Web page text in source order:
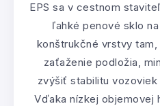
EPS sa v cestnom
ľahké penové sklo
konštrukčné vrstvy
zaťaženie podložia,
zvýšiť stabilitu
Vďaka nízkej objemovej